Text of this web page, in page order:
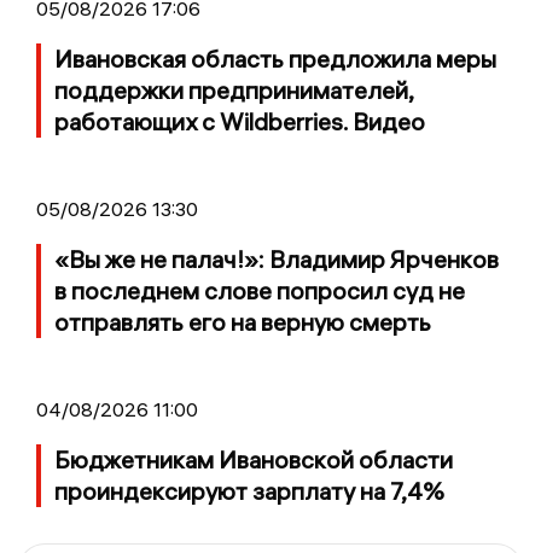
05/08/2026 17:06
Ивановская область предложила меры
поддержки предпринимателей,
работающих с Wildberries. Видео
05/08/2026 13:30
«Вы же не палач!»: Владимир Ярченков
в последнем слове попросил суд не
отправлять его на верную смерть
04/08/2026 11:00
Бюджетникам Ивановской области
проиндексируют зарплату на 7,4%